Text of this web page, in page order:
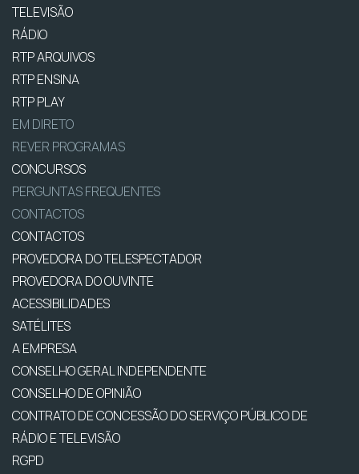
TELEVISÃO
RÁDIO
RTP ARQUIVOS
RTP ENSINA
RTP PLAY
EM DIRETO
REVER PROGRAMAS
CONCURSOS
PERGUNTAS FREQUENTES
CONTACTOS
CONTACTOS
PROVEDORA DO TELESPECTADOR
PROVEDORA DO OUVINTE
ACESSIBILIDADES
SATÉLITES
A EMPRESA
CONSELHO GERAL INDEPENDENTE
CONSELHO DE OPINIÃO
CONTRATO DE CONCESSÃO DO SERVIÇO PÚBLICO DE
RÁDIO E TELEVISÃO
RGPD